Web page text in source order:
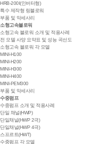
HRB-200I(인버터형)
특수 제작형 링블로워
부품 및 악세사리
소형고속블로워
소형고속 블로워 소개 및 적용사례
전 모델 사양 요약표 및 성능 곡선도
소형고속 블로워 각 모델
MINI-H100
MINI-H200
MINI-H300
MINI-H400
MINI-PEM300
부품 및 악세사리
수중펌프
수중펌프 소개 및 적용사례
단일 채널(HWP)
단일채널(HWP 2극)
단일채널(HWP 4극)
스프르트(HWT)
수중펌프 각 모델